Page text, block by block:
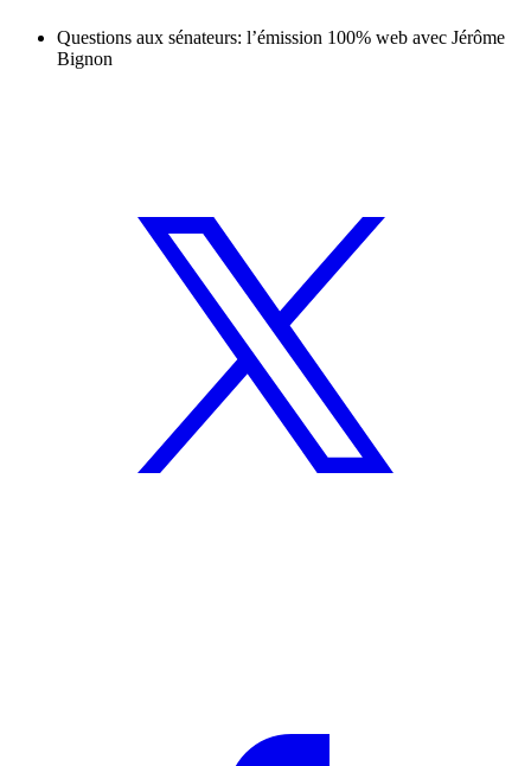
Questions aux sénateurs: l’émission 100% web avec Jérôme
Bignon